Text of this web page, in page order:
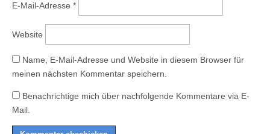
E-Mail-Adresse *
Website
Name, E-Mail-Adresse und Website in diesem Browser für
meinen nächsten Kommentar speichern.
Benachrichtige mich über nachfolgende Kommentare via E-
Mail.